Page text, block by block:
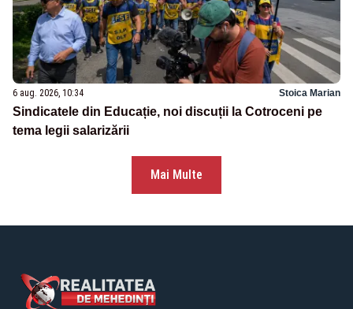
6 aug. 2026, 10:34 Stoica Marian
Sindicatele din Educație, noi discuții la Cotroceni pe
tema legii salarizării
Mai Multe